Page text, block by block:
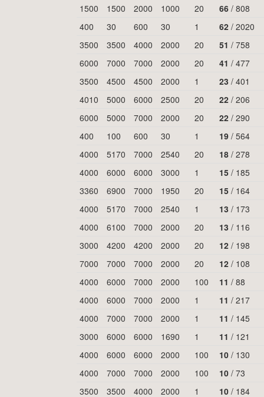
1500
1500 2000 1000 20 66 / 808
400
30 600 30 1 62 / 2020
3500
3500 4000 2000 20 51 / 758
6000
7000 7000 2000 20 41 / 477
3500
4500 4500 2000 1 23 / 401
4010
5000 6000 2500 20 22 / 206
6000
5000 7000 2000 20 22 / 290
400
100 600 30 1 19 / 564
4000
5170 7000 2540 20 18 / 278
4000
6000 6000 3000 1 15 / 185
3360
6900 7000 1950 20 15 / 164
4000
5170 7000 2540 1 13 / 173
4000
6100 7000 2000 20 13 / 116
3000
4200 4200 2000 20 12 / 198
7000
7000 7000 2000 20 12 / 108
4000
6000 7000 2000 100 11 / 88
4000
6000 7000 2000 1 11 / 217
4000
7000 7000 2000 1 11 / 145
3000
6000 6000 1690 1 11 / 121
4000
6000 6000 2000 100 10 / 130
4000
7000 7000 2000 100 10 / 73
3500
3500 4000 2000 1 10 / 184